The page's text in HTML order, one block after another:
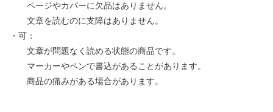
ページやカバーに欠品はありません。
文章を読むのに支障はありません。
・可：
文章が問題なく読める状態の商品です。
マーカーやペンで書込があることがあります。
商品の痛みがある場合があります。